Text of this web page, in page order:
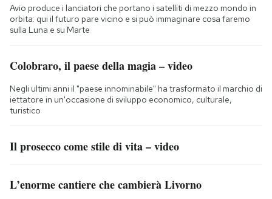
Avio produce i lanciatori che portano i satelliti di mezzo mondo in
orbita: qui il futuro pare vicino e si può immaginare cosa faremo
sulla Luna e su Marte
Colobraro, il paese della magia – video
Negli ultimi anni il "paese innominabile" ha trasformato il marchio di
iettatore in un'occasione di sviluppo economico, culturale,
turistico
Il prosecco come stile di vita – video
L’enorme cantiere che cambierà Livorno